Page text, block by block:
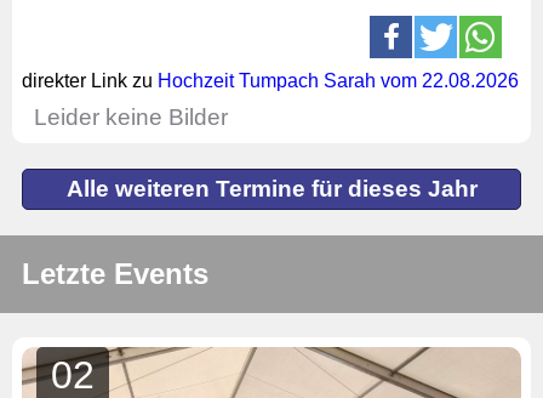
direkter Link zu Hochzeit Tumpach Sarah vom 22.08.2026
Leider keine Bilder
Alle weiteren Termine für dieses Jahr
Letzte Events
02